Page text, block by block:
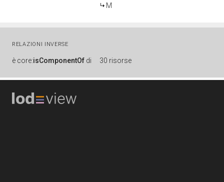
M
RELAZIONI INVERSE
è core:isComponentOf di 30 risorse